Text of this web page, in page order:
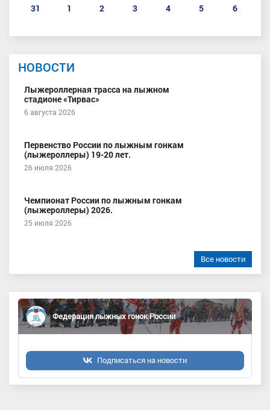
31
1 2 3 4 5 6
НОВОСТИ
Лыжероллерная трасса на лыжном
стадионе «Тирвас»
6 августа 2026
Первенство России по лыжным гонкам
(лыжероллеры) 19-20 лет.
26 июля 2026
Чемпионат России по лыжным гонкам
(лыжероллеры) 2026.
25 июля 2026
Все новости
Федерация лыжных гонок России
Подписаться на новости